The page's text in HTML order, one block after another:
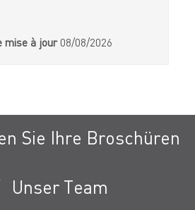
mise à jour 08/08/2026
Sie Ihre Broschüren
Unser Team